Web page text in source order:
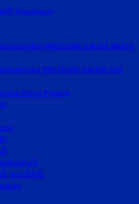
ำ (hardness)
ทองเหลือง PRESSURE GAUGE BRASS
แสตนเลส PRESSURE GAUGE SUS
ะลาย Micro Pipette
อบ
า
ำ
ซิเจนในน้ำ
แบบตั้งโต๊ะ
งผลัก